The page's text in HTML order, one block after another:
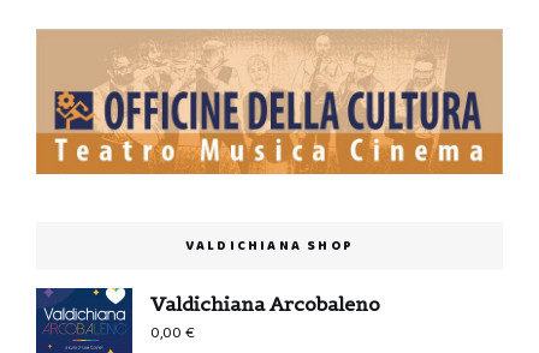
VALDICHIANA SHOP
Valdichiana Arcobaleno
0,00€